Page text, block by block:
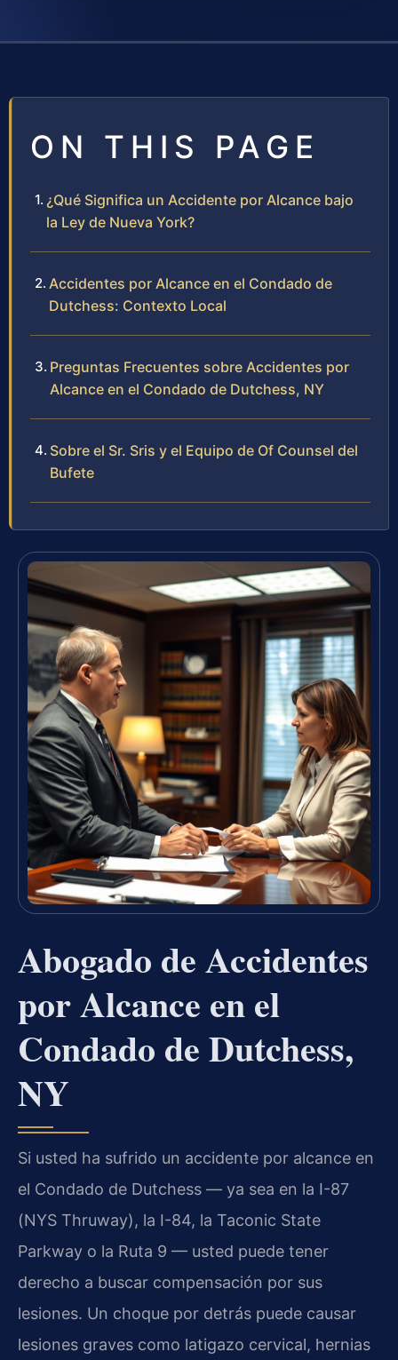
ON THIS PAGE
¿Qué Significa un Accidente por Alcance bajo
la Ley de Nueva York?
Accidentes por Alcance en el Condado de
Dutchess: Contexto Local
Preguntas Frecuentes sobre Accidentes por
Alcance en el Condado de Dutchess, NY
Sobre el Sr. Sris y el Equipo de Of Counsel del
Bufete
Abogado de Accidentes
por Alcance en el
Condado de Dutchess,
NY
Si usted ha sufrido un accidente por alcance en
el Condado de Dutchess — ya sea en la I-87
(NYS Thruway), la I-84, la Taconic State
Parkway o la Ruta 9 — usted puede tener
derecho a buscar compensación por sus
lesiones. Un choque por detrás puede causar
lesiones graves como latigazo cervical, hernias